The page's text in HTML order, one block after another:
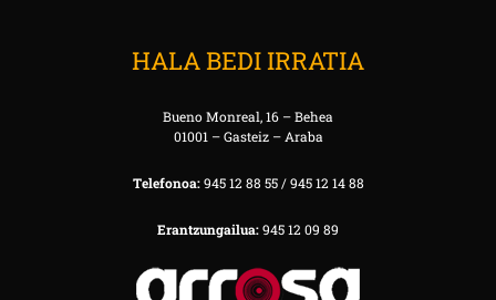
HALA BEDI IRRATIA
Bueno Monreal, 16 – Behea
01001 – Gasteiz – Araba
Telefonoa:945 12 88 55 / 945 12 14 88
Erantzungailua:945 12 09 89